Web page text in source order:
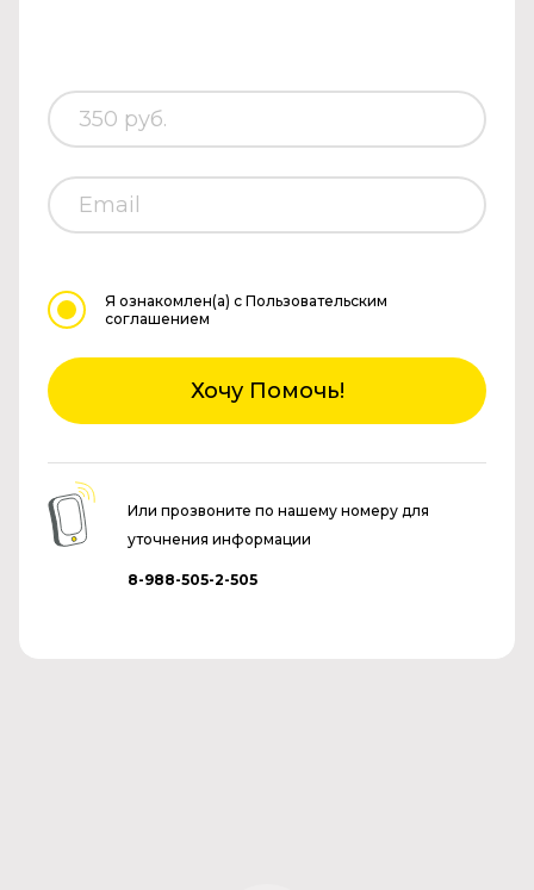
Я ознакомлен(а) с Пользовательским
соглашением
Хочу Помочь!
Или прозвоните по нашему номеру для
уточнения информации
8-988-505-2-505